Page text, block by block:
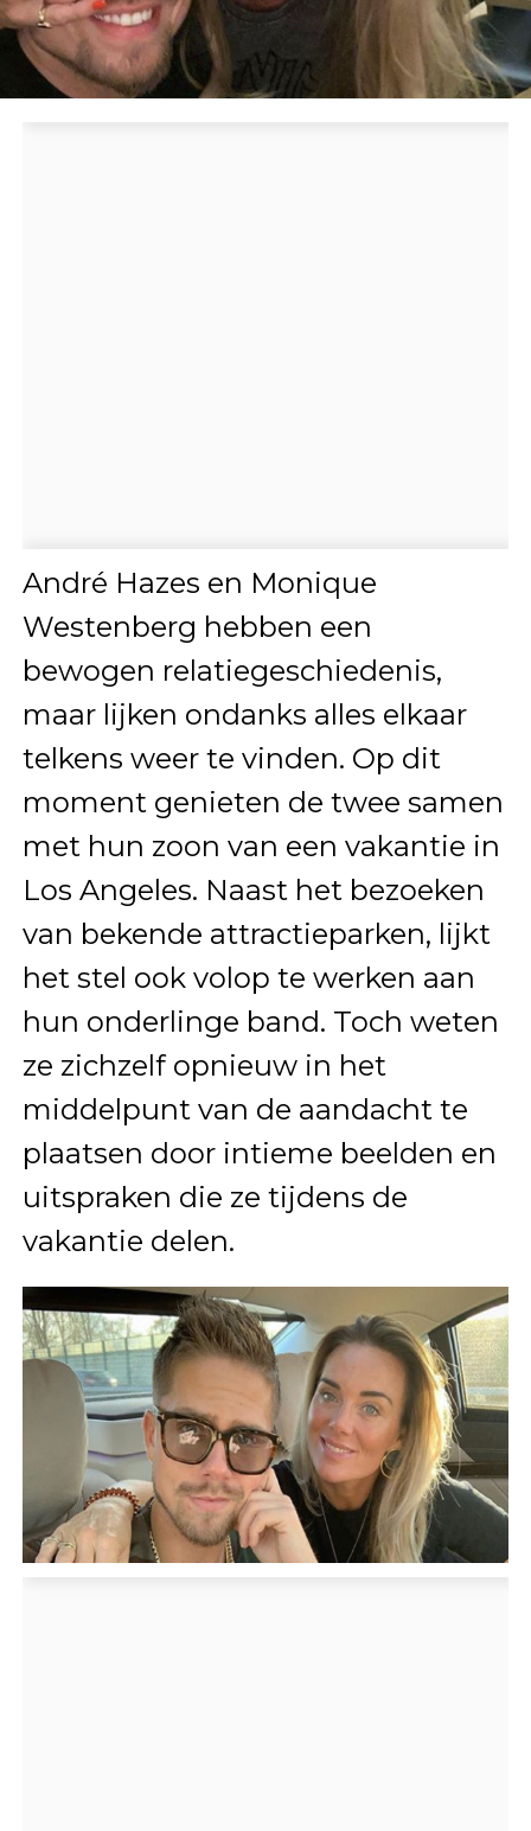
André Hazes en Monique
Westenberg hebben een
bewogen relatiegeschiedenis,
maar lijken ondanks alles elkaar
telkens weer te vinden. Op dit
moment genieten de twee samen
met hun zoon van een vakantie in
Los Angeles. Naast het bezoeken
van bekende attractieparken, lijkt
het stel ook volop te werken aan
hun onderlinge band. Toch weten
ze zichzelf opnieuw in het
middelpunt van de aandacht te
plaatsen door intieme beelden en
uitspraken die ze tijdens de
vakantie delen.